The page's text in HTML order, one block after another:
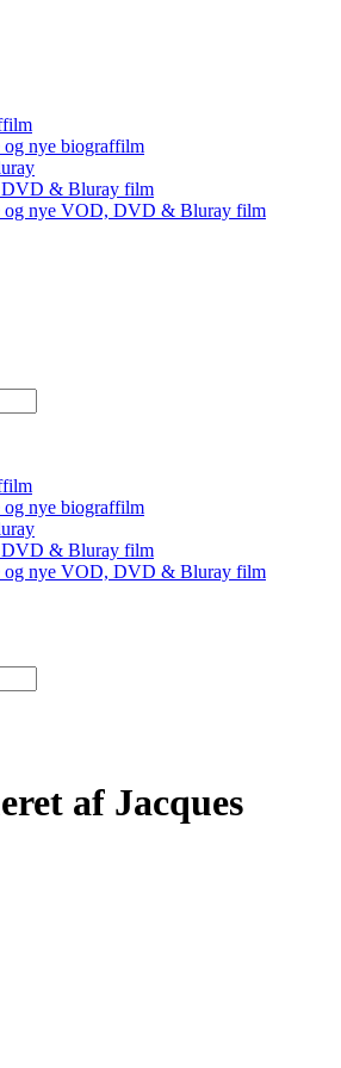
og nye biograffilm
& Bluray film
og nye VOD, DVD & Bluray film
og nye biograffilm
& Bluray film
og nye VOD, DVD & Bluray film
af Jacques